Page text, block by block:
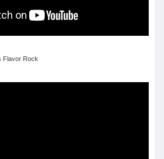
Rock